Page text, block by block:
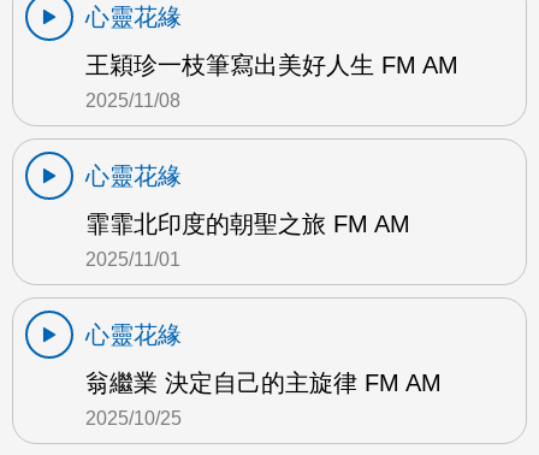
心靈花緣
王穎珍一枝筆寫出美好人生 FM AM
2025/11/08
心靈花緣
霏霏北印度的朝聖之旅 FM AM
2025/11/01
心靈花緣
翁繼業 決定自己的主旋律 FM AM
2025/10/25